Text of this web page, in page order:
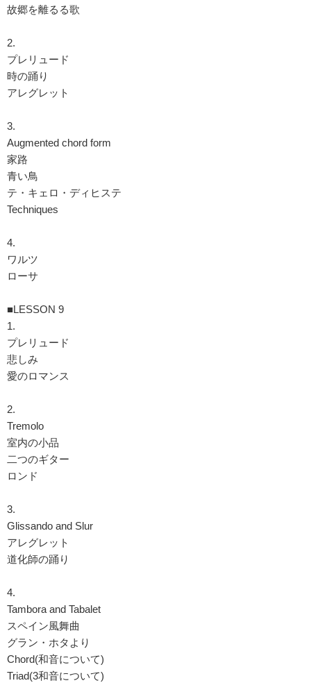
故郷を離るる歌
2.
プレリュード
時の踊り
アレグレット
3.
Augmented chord form
家路
青い鳥
テ・キェロ・ディヒステ
Techniques
4.
ワルツ
ローサ
■LESSON 9
1.
プレリュード
悲しみ
愛のロマンス
2.
Tremolo
室内の小品
二つのギター
ロンド
3.
Glissando and Slur
アレグレット
道化師の踊り
4.
Tambora and Tabalet
スペイン風舞曲
グラン・ホタより
Chord(和音について)
Triad(3和音について)